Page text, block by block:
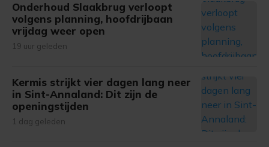
Onderhoud Slaakbrug verloopt
volgens planning, hoofdrijbaan
vrijdag weer open
19 uur geleden
Kermis strijkt vier dagen lang neer
in Sint-Annaland: Dit zijn de
openingstijden
1 dag geleden